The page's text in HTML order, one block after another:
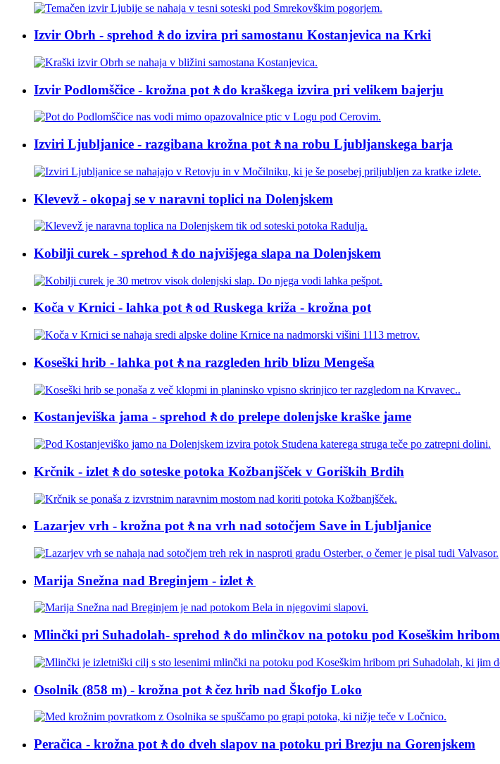
Izvir Obrh - sprehod🚶do izvira pri samostanu Kostanjevica na Krki
Izvir Podlomščice - krožna pot🚶do kraškega izvira pri velikem bajerju
Izviri Ljubljanice - razgibana krožna pot🚶na robu Ljubljanskega barja
Klevevž - okopaj se v naravni toplici na Dolenjskem
Kobilji curek - sprehod🚶do najvišjega slapa na Dolenjskem
Koča v Krnici - lahka pot🚶od Ruskega križa - krožna pot
Koseški hrib - lahka pot🚶na razgleden hrib blizu Mengeša
Kostanjeviška jama - sprehod🚶do prelepe dolenjske kraške jame
Krčnik - izlet🚶do soteske potoka Kožbanjšček v Goriških Brdih
Lazarjev vrh - krožna pot🚶na vrh nad sotočjem Save in Ljubljanice
Marija Snežna nad Breginjem - izlet🚶
Mlinčki pri Suhadolah- sprehod🚶do mlinčkov na potoku pod Koseškim hribom
Osolnik (858 m) - krožna pot🚶čez hrib nad Škofjo Loko
Peračica - krožna pot🚶do dveh slapov na potoku pri Brezju na Gorenjskem